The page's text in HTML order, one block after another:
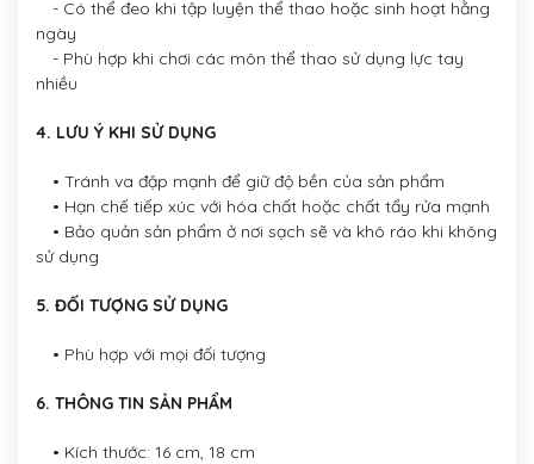
- Có thể đeo khi tập luyện thể thao hoặc sinh hoạt hằng
ngày
- Phù hợp khi chơi các môn thể thao sử dụng lực tay
nhiều
4. LƯU Ý KHI SỬ DỤNG
• Tránh va đập mạnh để giữ độ bền của sản phẩm
• Hạn chế tiếp xúc với hóa chất hoặc chất tẩy rửa mạnh
• Bảo quản sản phẩm ở nơi sạch sẽ và khô ráo khi không
sử dụng
5. ĐỐI TƯỢNG SỬ DỤNG
• Phù hợp với mọi đối tượng
6. THÔNG TIN SẢN PHẨM
• Kích thước: 16 cm, 18 cm